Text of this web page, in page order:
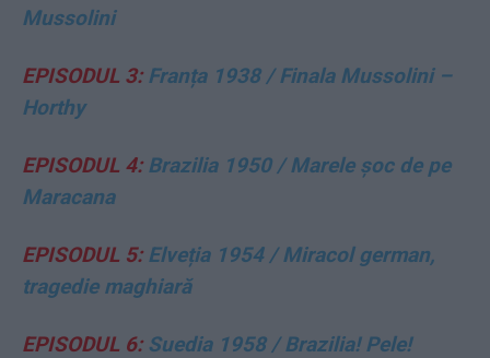
Mussolini
EPISODUL 3:Franța 1938 / Finala Mussolini –
Horthy
EPISODUL 4:Brazilia 1950 / Marele șoc de pe
Maracana
EPISODUL 5:Elveția 1954 / Miracol german,
tragedie maghiară
EPISODUL 6:Suedia 1958 / Brazilia! Pele!